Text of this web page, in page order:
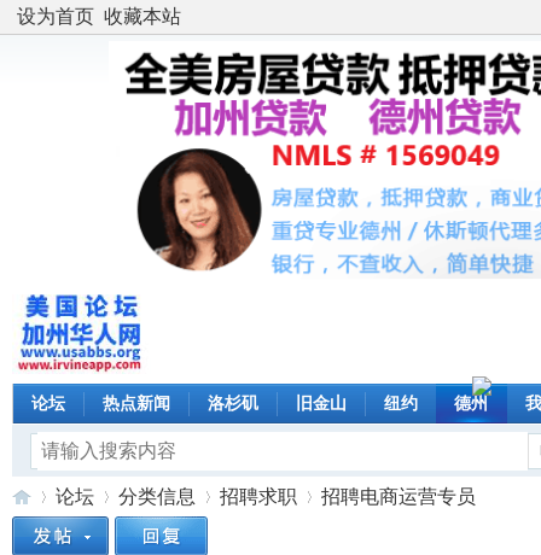
设为首页 收藏本站
论坛 热点新闻 洛杉矶 旧金山 纽约 德州
论坛 分类信息 招聘求职 招聘电商运营专员